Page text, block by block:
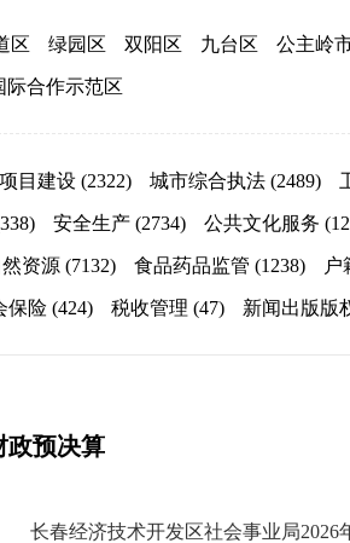
区 绿园区 双阳区 九台区 公主岭
际合作示范区
目建设 (2322) 城市综合执法 (2489)
安全生产 (2734) 公共文化服务
然资源 (7132) 食品药品监管 (1238) 户
保险 (424) 税收管理 (47) 新闻出版版
政预决算
长春经济技术开发区社会事业局2026